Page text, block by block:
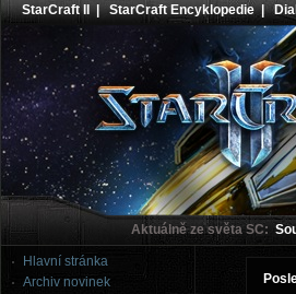
StarCraft II |StarCraft Encyklopedie|
Aktuálně ze světa SC:
Hlavní stránka
Archiv novinek